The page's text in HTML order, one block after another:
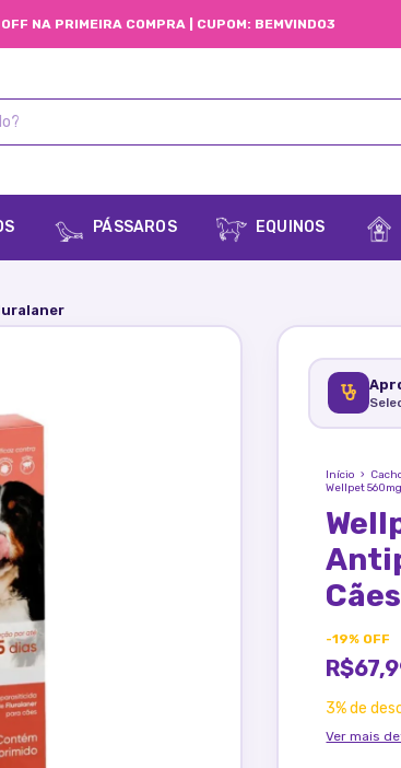
NA PRIMEIRA COMPRA | CUPOM: BEMVINDO3
PÁSSAROS EQUINOS
Início ›
Wellpet
-19% OFF
3% de
Ver mais